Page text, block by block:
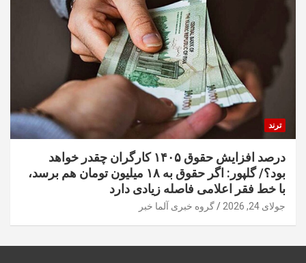
ترند
درصد افزایش حقوق ۱۴۰۵ کارگران چقدر خواهد
بود؟/ گلپور: اگر حقوق به ۱۸ میلیون تومان هم برسد،
با خط فقر اعلامی فاصله زیادی دارد
جولای 24, 2026 گروه خبری آلما خبر